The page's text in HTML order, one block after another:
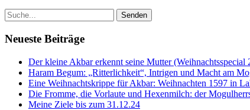
Neueste Beiträge
Der kleine Akbar erkennt seine Mutter (Weihnachtsspecial
Haram Begum: „Ritterlichkeit“, Intrigen und Macht am
Eine Weihnachtskrippe für Akbar: Weihnachten 1597 in
Die Fromme, die Vorlaute und Hexenmilch: der
Meine Ziele bis zum 31.12.24